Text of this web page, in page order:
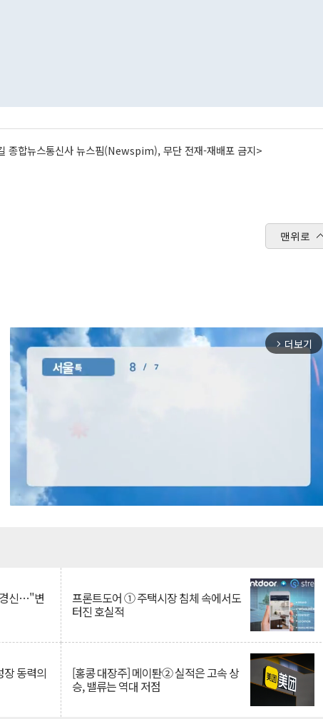
종합뉴스통신사 뉴스핌(Newspim), 무단 전재-재배포 금지>
맨위로
arrow_forward_ios 더보기
신…"변 프론트도어 ① 주택시장 침체 속에서도
터진 호실적
동력의 [홍콩 대장주] 메이퇀② 실적은 고속 상
승, 밸류는 역대 저점